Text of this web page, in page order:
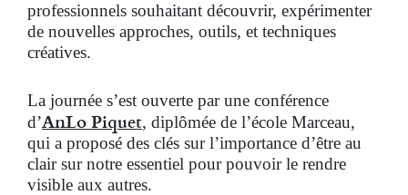
professionnels souhaitant découvrir, expérimenter
de nouvelles approches, outils, et techniques
créatives.
La journée s’est ouverte par une conférence
d’AnLo Piquet, diplômée de l’école Marceau,
qui a proposé des clés sur l’importance d’être au
clair sur notre essentiel pour pouvoir le rendre
visible aux autres.